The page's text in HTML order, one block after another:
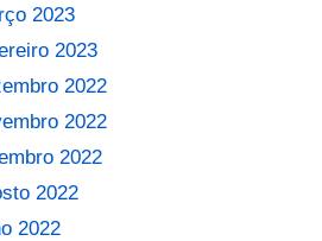
2023
2023
2022
2022
2022
2022
2022